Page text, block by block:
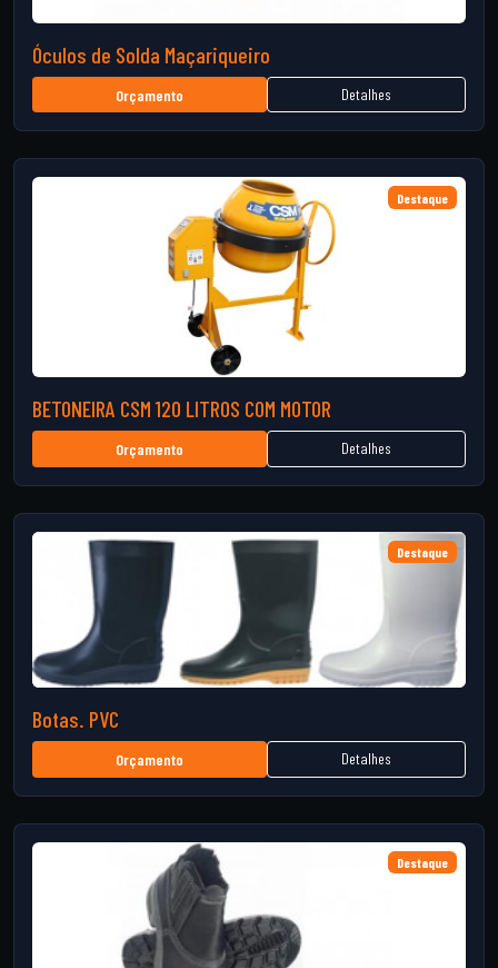
Óculos de Solda Maçariqueiro
Orçamento Detalhes
Destaque
BETONEIRA CSM 120 LITROS COM MOTOR
Orçamento Detalhes
Destaque
Botas. PVC
Orçamento Detalhes
Destaque